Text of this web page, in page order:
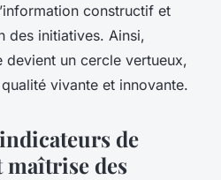
constructif et
des initiatives. Ainsi,
devient un cercle vertueux,
vivante et innovante.
de
maîtrise des